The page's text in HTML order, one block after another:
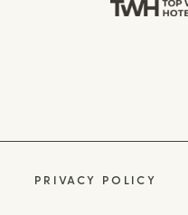
PRIVACY POLICY